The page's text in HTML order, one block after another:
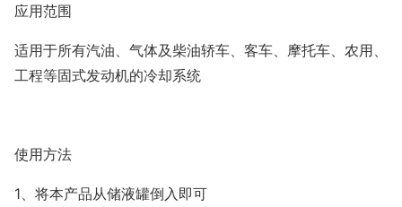
应用范围
适用于所有汽油、气体及柴油轿车、客车、摩托车、农用、
工程等固式发动机的冷却系统
使用方法
1、将本产品从储液罐倒入即可